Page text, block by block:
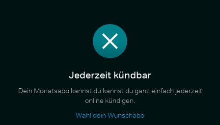
Jederzeit kündbar
Dein Monatsabo kannst du kannst du ganz einfach jederzeit
online kündigen.
Wähl dein Wunschabo